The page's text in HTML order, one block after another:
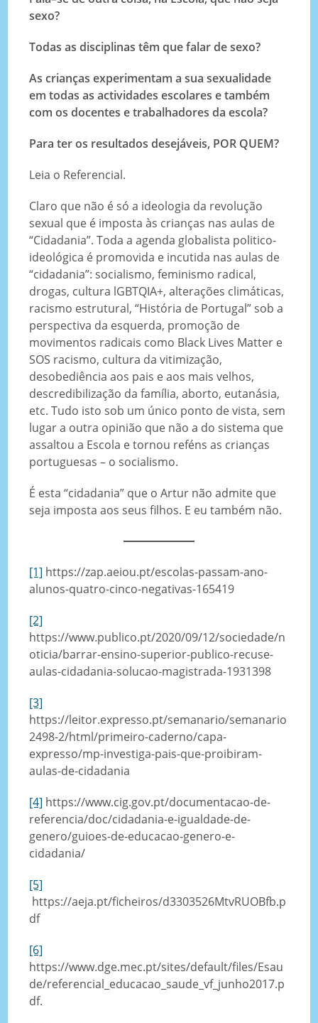
sexo?
Todas as disciplinas têm que falar de sexo?
As crianças experimentam a sua sexualidade
em todas as actividades escolares e também
com os docentes e trabalhadores da escola?
Para ter os resultados desejáveis, POR QUEM?
Leia o Referencial.
Claro que não é só a ideologia da revolução
sexual que é imposta às crianças nas aulas de
“Cidadania”. Toda a agenda globalista politico-
ideológica é promovida e incutida nas aulas de
“cidadania”: socialismo, feminismo radical,
drogas, cultura lGBTQIA+, alterações climáticas,
racismo estrutural, “História de Portugal” sob a
perspectiva da esquerda, promoção de
movimentos radicais como Black Lives Matter e
SOS racismo, cultura da vitimização,
desobediência aos pais e aos mais velhos,
descredibilização da família, aborto, eutanásia,
etc. Tudo isto sob um único ponto de vista, sem
lugar a outra opinião que não a do sistema que
assaltou a Escola e tornou reféns as crianças
portuguesas – o socialismo.
É esta “cidadania” que o Artur não admite que
seja imposta aos seus filhos. E eu também não.
[1] https://zap.aeiou.pt/escolas-passam-ano-
alunos-quatro-cinco-negativas-165419
[2]
https://www.publico.pt/2020/09/12/sociedade/n
oticia/barrar-ensino-superior-publico-recuse-
aulas-cidadania-solucao-magistrada-1931398
[3]
https://leitor.expresso.pt/semanario/semanario
2498-2/html/primeiro-caderno/capa-
expresso/mp-investiga-pais-que-proibiram-
aulas-de-cidadania
[4] https://www.cig.gov.pt/documentacao-de-
referencia/doc/cidadania-e-igualdade-de-
genero/guioes-de-educacao-genero-e-
cidadania/
[5]
https://aeja.pt/ficheiros/d3303526MtvRUOBfb.p
df
[6]
https://www.dge.mec.pt/sites/default/files/Esau
de/referencial_educacao_saude_vf_junho2017.p
df.